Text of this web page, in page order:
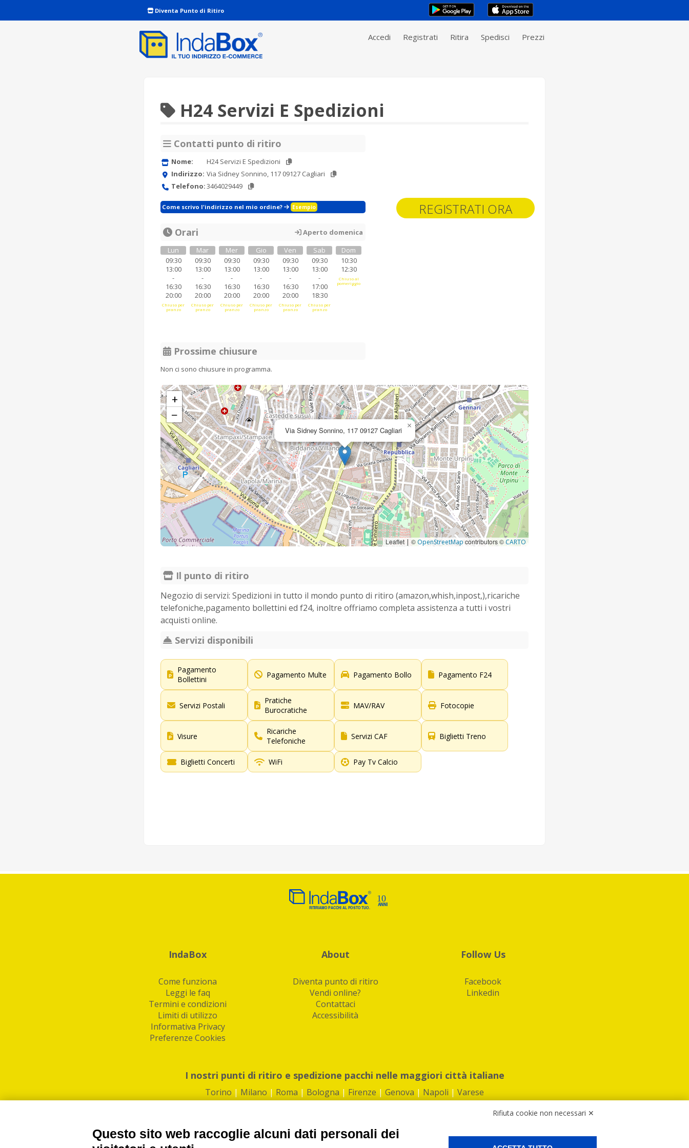
Diventa Punto di Ritiro
Accedi Registrati Ritira Spedisci Prezzi
REGISTRATI ORA
H24 Servizi E Spedizioni
Contatti punto di ritiro
Nome:
H24 Servizi E Spedizioni
Indirizzo: Via Sidney Sonnino, 117 09127 Cagliari
Telefono:3464029449
Come scrivo l'indirizzo nel mio ordine? Esempio
Orari
Aperto domenica
Lun
09:30
13:00
-
16:30
20:00
Chiuso per
pranzo
Mar
09:30
13:00
-
16:30
20:00
Chiuso per
pranzo
Mer
09:30
13:00
-
16:30
20:00
Chiuso per
pranzo
Gio
09:30
13:00
-
16:30
20:00
Chiuso per
pranzo
Ven
09:30
13:00
-
16:30
20:00
Chiuso per
pranzo
Sab
09:30
13:00
-
17:00
18:30
Chiuso per
pranzo
Dom
10:30
12:30
Chiuso al
pomeriggio
Prossime chiusure
Non ci sono chiusure in programma.
Via Sidney Sonnino, 117 09127 Cagliari ×
+
−
Leaflet | © OpenStreetMap contributors © CARTO
Il punto di ritiro
Negozio di servizi: Spedizioni in tutto il mondo punto di ritiro (amazon,whish,inpost,),ricariche
telefoniche,pagamento bollettini ed f24, inoltre offriamo completa assistenza a tutti i vostri
acquisti online.
Servizi disponibili
Pagamento
Bollettini
Pagamento Multe Pagamento Bollo Pagamento F24
Servizi Postali
Pratiche
Burocratiche
MAV/RAV Fotocopie
Visure
Ricariche
Telefoniche
Servizi CAF Biglietti Treno
Biglietti Concerti WiFi Pay Tv Calcio
IndaBox
Come funziona
Leggi le faq
Termini e condizioni
Limiti di utilizzo
Informativa Privacy
Preferenze Cookies
About
Diventa punto di ritiro
Vendi online?
Contattaci
Accessibilità
Follow Us
Facebook
Linkedin
I nostri punti di ritiro e spedizione pacchi nelle maggiori città italiane
Torino | Milano | Roma | Bologna | Firenze | Genova | Napoli | Varese
Rifiuta cookie non necessari ✕
Questo sito web raccoglie alcuni dati personali dei